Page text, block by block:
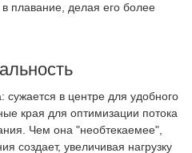
плавание, делая его более
сужается в центре для удобного
края для оптимизации потока
Чем она "необтекаемее",
создает, увеличивая нагрузку